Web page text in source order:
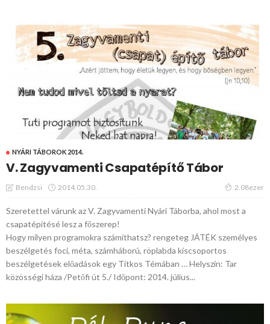
NYÁRI TÁBOROK 2014.
V. Zagyvamenti Csapatépítő Tábor
Bendzsi 2014.05.30. 2.08ezer
Szeretettel várunk az V. Zagyvamenti Nyári Táborba, ahol most a
csapatépítésé lesz a főszerep!
Hogy milyen programokra számíthatsz? rengeteg JÁTÉK személyes
beszélgetés foci, méta, számháború, röplabda kiscsoportos
beszélgetések előadások egy Titkos Témában … Helyszín: Tar
közösségi háza /Petőfi út 5./ Időpont: 2014. július...